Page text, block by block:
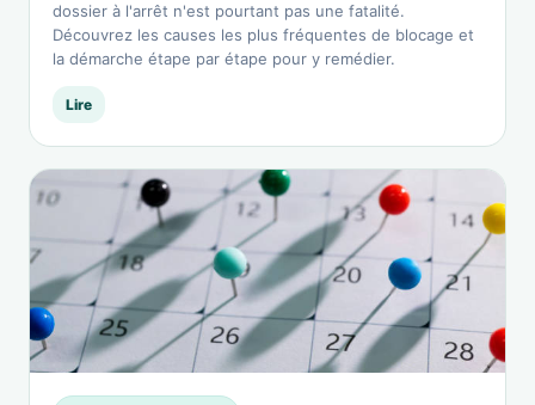
dossier à l'arrêt n'est pourtant pas une fatalité.
Découvrez les causes les plus fréquentes de blocage et
la démarche étape par étape pour y remédier.
Lire